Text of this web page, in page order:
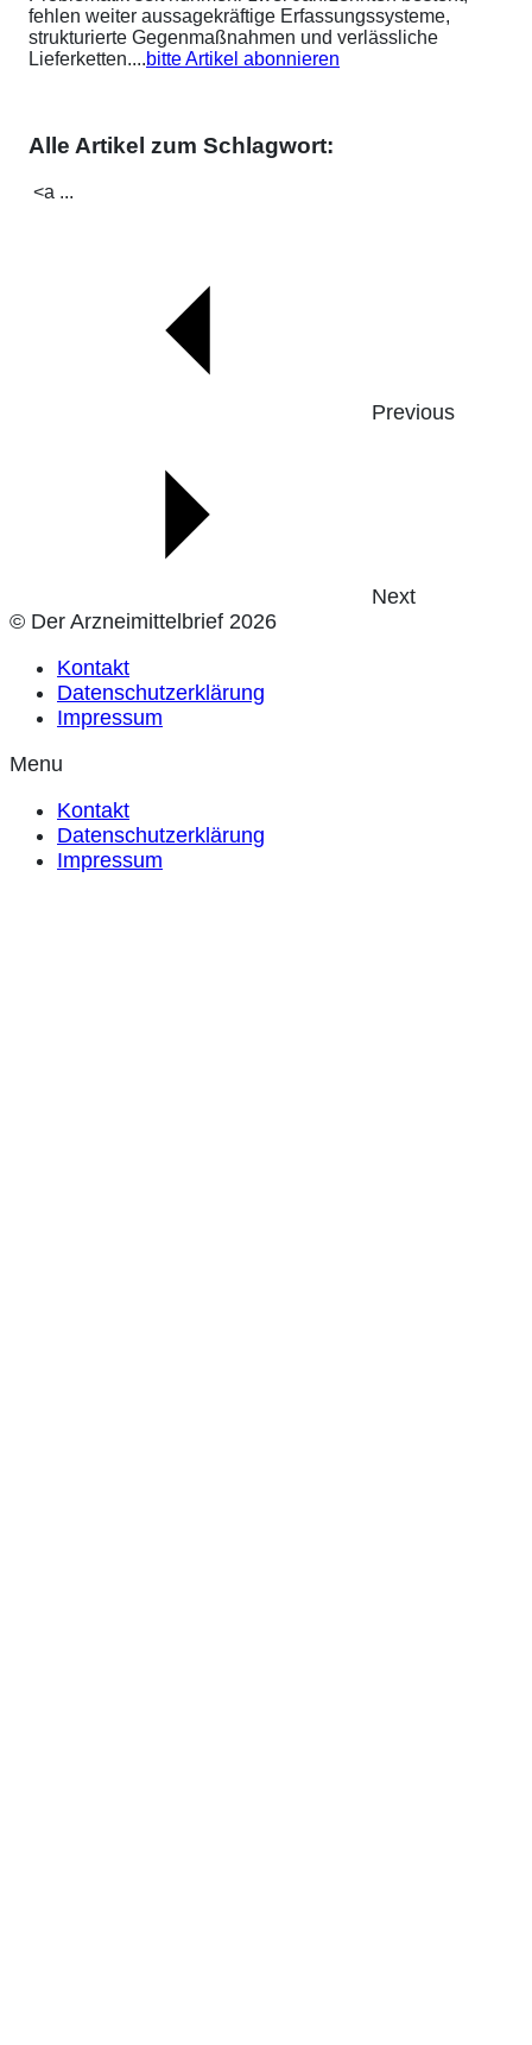
fehlen weiter aussagekräftige Erfassungssysteme,
strukturierte Gegenmaßnahmen und verlässliche
Lieferketten....bitte Artikel abonnieren
Alle Artikel zum Schlagwort:
<a ...
Previous
Next
© Der Arzneimittelbrief 2026
Kontakt
Datenschutzerklärung
Impressum
Menu
Kontakt
Datenschutzerklärung
Impressum